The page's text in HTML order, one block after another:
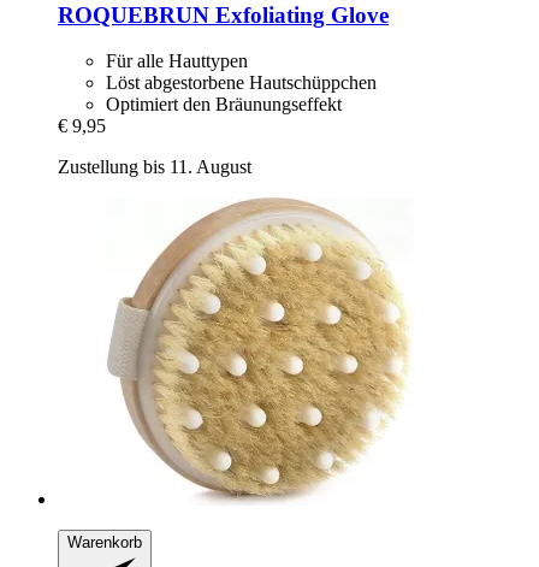
ROQUEBRUN Exfoliating Glove
Für alle Hauttypen
Löst abgestorbene Hautschüppchen
Optimiert den Bräunungseffekt
€ 9,95
Zustellung bis 11. August
Warenkorb